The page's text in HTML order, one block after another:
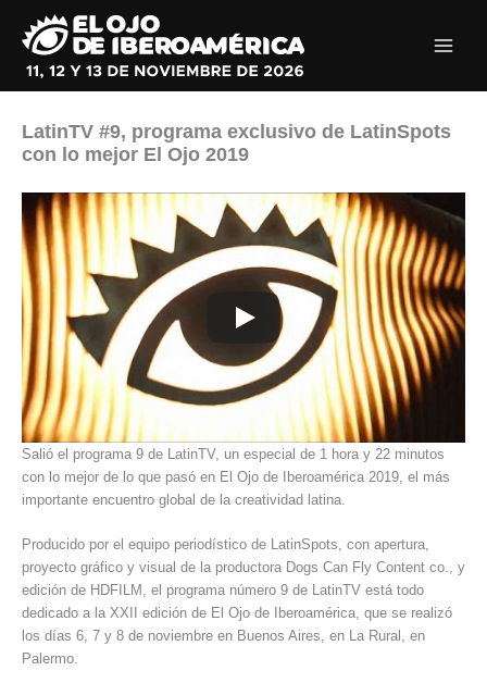
contenido
LatinTV #9, programa exclusivo de LatinSpots
con lo mejor El Ojo 2019
Salió el programa 9 de LatinTV, un especial de 1 hora y 22 minutos
con lo mejor de lo que pasó en El Ojo de Iberoamérica 2019, el más
importante encuentro global de la creatividad latina.
Producido por el equipo periodístico de LatinSpots, con apertura,
proyecto gráfico y visual de la productora Dogs Can Fly Content co., y
edición de HDFILM, el programa número 9 de LatinTV está todo
dedicado a la XXII edición de El Ojo de Iberoamérica, que se realizó
los días 6, 7 y 8 de noviembre en Buenos Aires, en La Rural, en
Palermo.